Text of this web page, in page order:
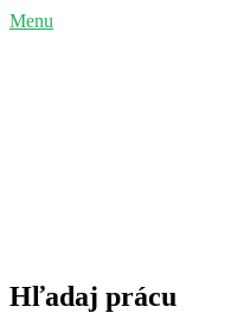
Menu
Hľadaj prácu